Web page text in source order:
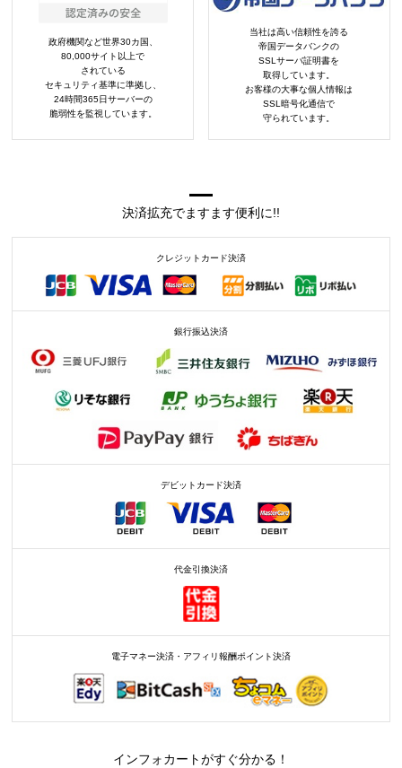
政府機関など世界30カ国、
80,000サイト以上で
されている
セキュリティ基準に準拠し、
24時間365日サーバーの
脆弱性を監視しています。
当社は高い信頼性を誇る
帝国データバンクの
SSLサーバ証明書を
取得しています。
お客様の大事な個人情報は
SSL暗号化通信で
守られています。
決済拡充でますます便利に!!
クレジットカード決済
銀行振込決済
デビットカード決済
代金引換決済
電子マネー決済・アフィリ報酬ポイント決済
インフォカートがすぐ分かる！